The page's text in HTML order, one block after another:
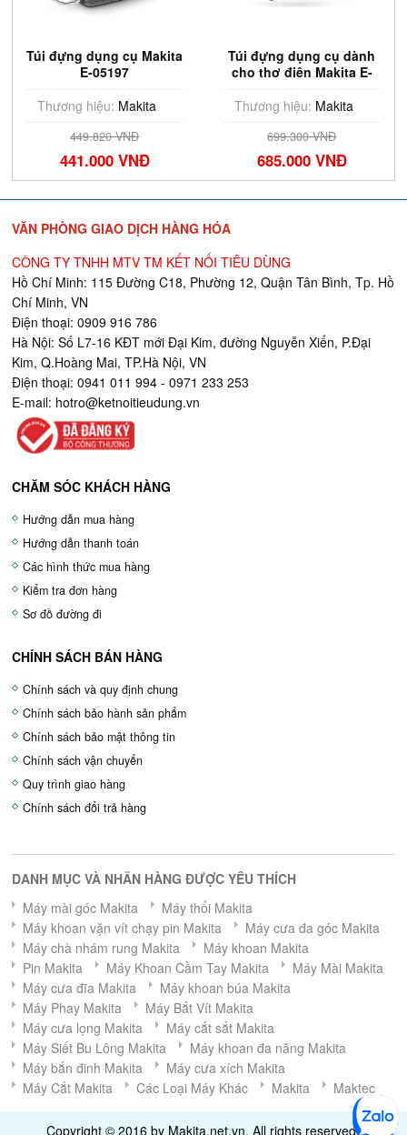
Túi đựng dụng cụ Makita
E-05197
Thương hiệu: Makita
449.820 VNĐ
441.000 VNĐ
Túi đựng dụng cụ dành
cho thợ điện Makita E-
Thương hiệu: Makita
699.300 VNĐ
685.000 VNĐ
VĂN PHÒNG GIAO DỊCH HÀNG HÓA
CÔNG TY TNHH MTV TM KẾT NỐI TIÊU DÙNG
Hồ Chí Minh: 115 Đường C18, Phường 12, Quận Tân Bình, Tp. Hồ
Chí Minh, VN
Điện thoại: 0909 916 786
Hà Nội: Số L7-16 KĐT mới Đại Kim, đường Nguyễn Xiển, P.Đại
Kim, Q.Hoàng Mai, TP.Hà Nội, VN
Điện thoại: 0941 011 994 - 0971 233 253
E-mail: hotro@ketnoitieudung.vn
CHĂM SÓC KHÁCH HÀNG
Hướng dẫn mua hàng
Hướng dẫn thanh toán
Các hình thức mua hàng
Kiểm tra đơn hàng
Sơ đồ đường đi
CHÍNH SÁCH BÁN HÀNG
Chính sách và quy định chung
Chính sách bảo hành sản phẩm
Chính sách bảo mật thông tin
Chính sách vận chuyển
Quy trình giao hàng
Chính sách đổi trả hàng
DANH MỤC VÀ NHÃN HÀNG ĐƯỢC YÊU THÍCH
Máy mài góc Makita
Máy thổi Makita
Máy khoan vặn vít chạy pin Makita
Máy cưa đa góc Makita
Máy chà nhám rung Makita
Máy khoan Makita
Pin Makita
Máy Khoan Cầm Tay Makita
Máy Mài Makita
Máy cưa đĩa Makita
Máy khoan búa Makita
Máy Phay Makita
Máy Bắt Vít Makita
Máy cưa lọng Makita
Máy cắt sắt Makita
Máy Siết Bu Lông Makita
Máy khoan đa năng Makita
Máy bắn đinh Makita
Máy cưa xích Makita
Máy Cắt Makita
Các Loại Máy Khác Makita Maktec
Copyright © 2016 by Makita.net.vn. All rights reserved.